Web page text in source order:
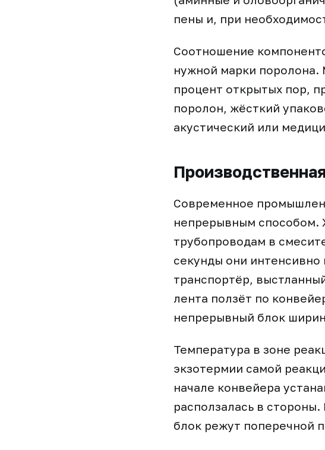
пены и, при
Соотношение
нужной марки поролона.
процент открытых пор,
поролон, жёсткий
акустический или
Современное
непрерывным способом.
трубопроводам в
секунды они
транспортёр,
лента ползёт по
непрерывный блок
Температура в зоне
экзотермии самой
начале конвейера
расползалась в
блок режут поперечной